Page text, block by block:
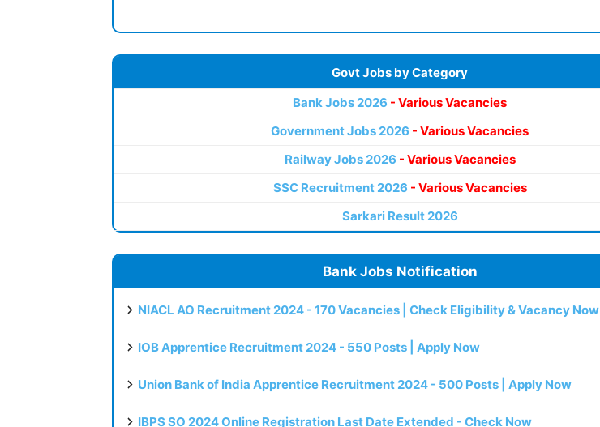
Govt Jobs by Category
Bank Jobs 2026 - Various Vacancies
Government Jobs 2026 - Various Vacancies
Railway Jobs 2026 - Various Vacancies
SSC Recruitment 2026 - Various Vacancies
Sarkari Result 2026
Bank Jobs Notification
NIACL AO Recruitment 2024 - 170 Vacancies | Check Eligibility & Vacancy Now
IOB Apprentice Recruitment 2024 - 550 Posts | Apply Now
Union Bank of India Apprentice Recruitment 2024 - 500 Posts | Apply Now
IBPS SO 2024 Online Registration Last Date Extended - Check Now